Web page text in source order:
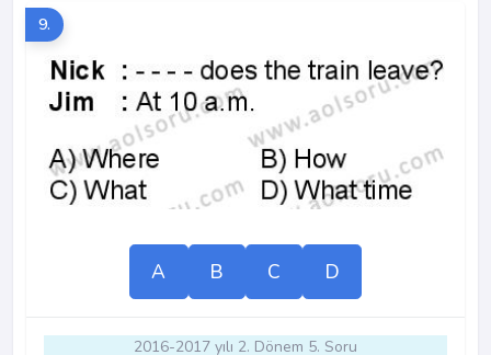
9.
A B C D
2016-2017 yılı 2. Dönem 5. Soru